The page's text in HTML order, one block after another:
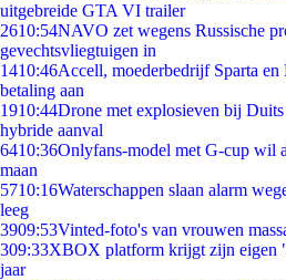
uitgebreide GTA VI trailer
2610:54NAVO zet wegens Russische
gevechtsvliegtuigen in
1410:46Accell, moederbedrijf Sparta en
betaling aan
1910:44Drone met explosieven bij
hybride aanval
6410:36Onlyfans-model met G-cup wil
maan
5710:16Waterschappen slaan alarm
leeg
3909:53Vinted-foto's van vrouwen
309:33XBOX platform krijgt zijn eigen
jaar